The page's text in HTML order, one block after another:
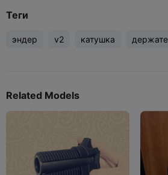
Теги
эндер v2 катушка
Related Models